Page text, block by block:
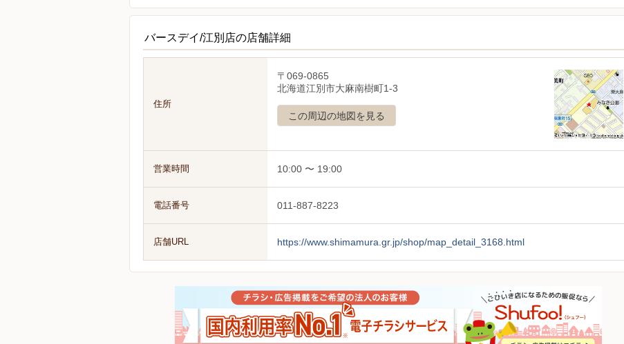
バースデイ/江別店の店舗詳細
住所
〒069-0865
北海道江別市大麻南樹町1-3
この周辺の地図を見る
営業時間 10:00 〜 19:00
電話番号 011-887-8223
店舗URL https://www.shimamura.gr.jp/shop/map_detail_3168.html